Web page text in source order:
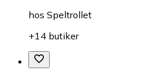
hos Speltrollet
+14 butiker